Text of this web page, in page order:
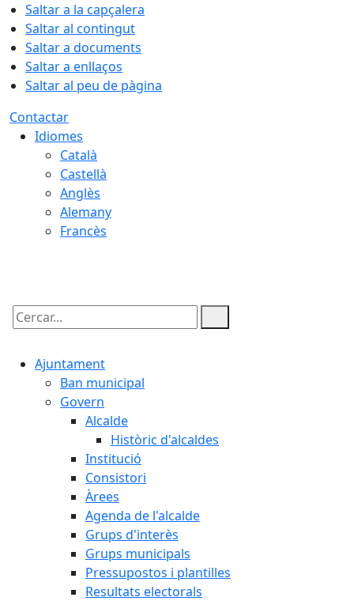
Saltar a la capçalera
Saltar al contingut
Saltar a documents
Saltar a enllaços
Saltar al peu de pàgina
Contactar
Idiomes
Català
Castellà
Anglès
Alemany
Francès
Cercar:
Ajuntament
Ban municipal
Govern
Alcalde
Històric d'alcaldes
Institució
Consistori
Àrees
Agenda de l'alcalde
Grups d'interès
Grups municipals
Pressupostos i plantilles
Resultats electorals